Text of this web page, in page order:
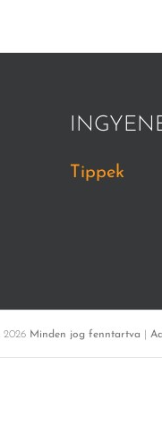
Tippek
2026 Minden jog fenntartva